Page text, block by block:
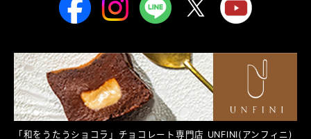
「和をうたうショコラ」チョコレート専門店 UNFINI(アンフィニ)